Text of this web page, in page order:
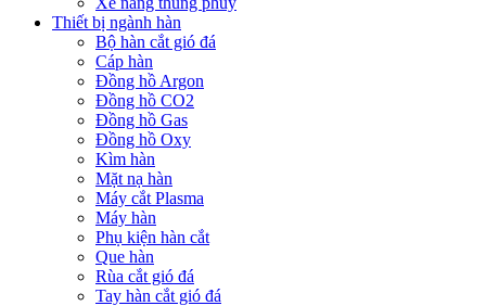
Thiết bị ngành hàn
Bộ hàn cắt gió đá
Cáp hàn
Đồng hồ Argon
Đồng hồ CO2
Đồng hồ Gas
Đồng hồ Oxy
Kìm hàn
Mặt nạ hàn
Máy cắt Plasma
Máy hàn
Phụ kiện hàn cắt
Que hàn
Rùa cắt gió đá
Tay hàn cắt gió đá